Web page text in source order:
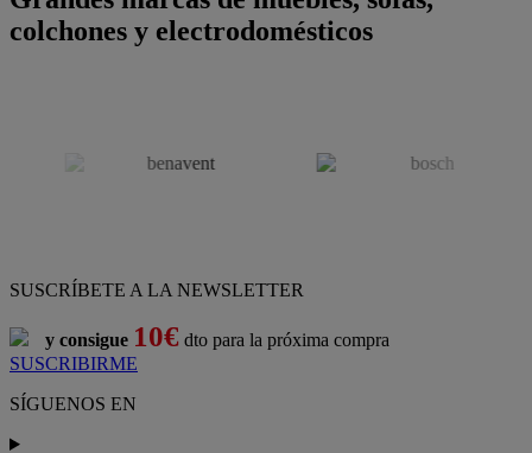
colchones y electrodomésticos
SUSCRÍBETE A LA NEWSLETTER
y consigue 10€ dto para la próxima compra
SUSCRIBIRME
SÍGUENOS EN